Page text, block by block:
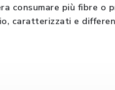
consumare più fibre o
caratterizzati e